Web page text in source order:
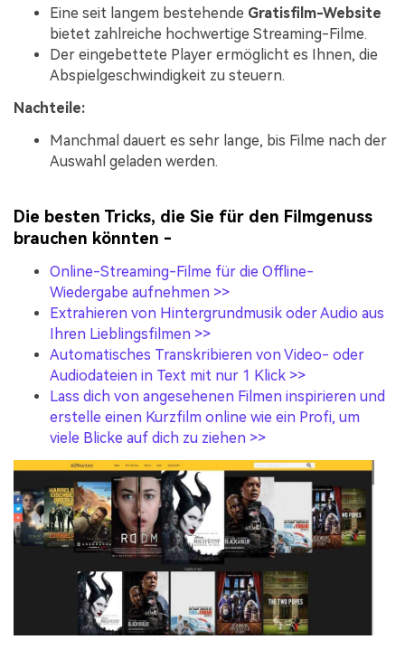
Eine seit langem bestehende Gratisfilm-Website
bietet zahlreiche hochwertige Streaming-Filme.
Der eingebettete Player ermöglicht es Ihnen, die
Abspielgeschwindigkeit zu steuern.
Nachteile:
Manchmal dauert es sehr lange, bis Filme nach der
Auswahl geladen werden.
Die besten Tricks, die Sie für den Filmgenuss
brauchen könnten -
Online-Streaming-Filme für die Offline-
Wiedergabe aufnehmen >>
Extrahieren von Hintergrundmusik oder Audio aus
Ihren Lieblingsfilmen >>
Automatisches Transkribieren von Video- oder
Audiodateien in Text mit nur 1 Klick >>
Lass dich von angesehenen Filmen inspirieren und
erstelle einen Kurzfilm online wie ein Profi, um
viele Blicke auf dich zu ziehen >>